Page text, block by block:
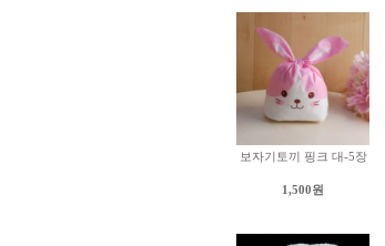
보자기토끼 핑크 대-5장
1,500원